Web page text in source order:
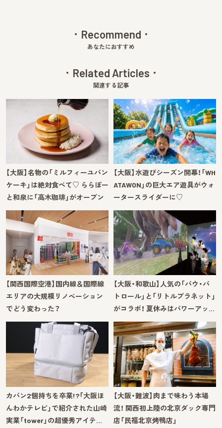
Recommend
あなたにおすすめ
Related Articles
関連する記事
【大阪】名物の「ミルフィーユパン
ケーキ」は絶対食べて♡ ららぽー
と和泉に「高木珈琲」がオープン
【大阪】水遊びシーズン開幕！「WH
ATAWON」の巨大エア遊具がウォ
ータースライダーに♡
【関西国際空港】国内線＆国際線
エリアの大規模リノベーション
でどう変わった？
【大阪・和歌山】人気の「パウ・パ
トロール」と「リトルプラネット」
がコラボ！ 夏休みはパワーアッ…
カバン2個持ちを卒業!?「大阪ほ
んわかテレビ」で紹介された山崎
実業「tower」の超優秀アイテ…
【大阪・難波】肉まで味わう本場
流！ 関西初上陸の北京ダック専門
店「民福北京烤鴨店」